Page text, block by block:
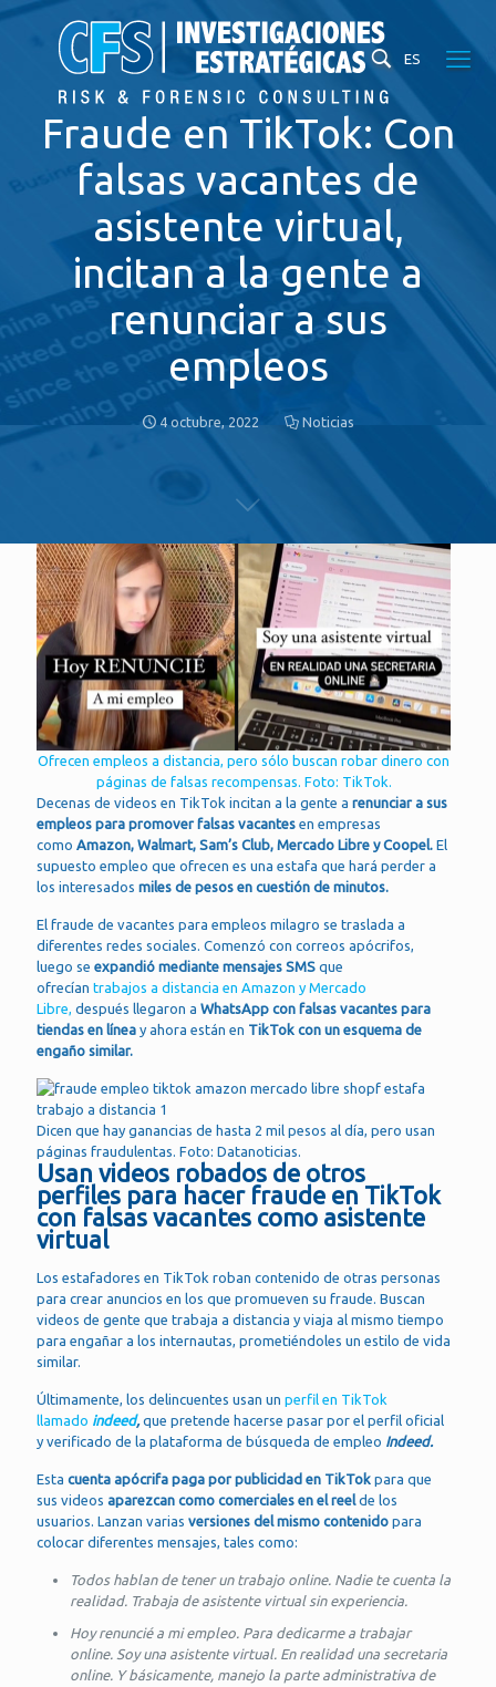
ES
Fraude en TikTok: Con
falsas vacantes de
asistente virtual,
incitan a la gente a
renunciar a sus
empleos
4 octubre, 2022 Noticias
Ofrecen empleos a distancia, pero sólo buscan robar dinero con
páginas de falsas recompensas. Foto: TikTok.
Decenas de videos en TikTok incitan a la gente a renunciar a sus
empleos para promover falsas vacantes en empresas
como Amazon, Walmart, Sam’s Club, Mercado Libre y Coopel. El
supuesto empleo que ofrecen es una estafa que hará perder a
los interesados miles de pesos en cuestión de minutos.
El fraude de vacantes para empleos milagro se traslada a
diferentes redes sociales. Comenzó con correos apócrifos,
luego se expandió mediante mensajes SMS que
ofrecían trabajos a distancia en Amazon y Mercado
Libre, después llegaron a WhatsApp con falsas vacantes para
tiendas en línea y ahora están en TikTok con un esquema de
engaño similar.
Dicen que hay ganancias de hasta 2 mil pesos al día, pero usan
páginas fraudulentas. Foto: Datanoticias.
Usan videos robados de otros
perfiles para hacer fraude en TikTok
con falsas vacantes como asistente
virtual
Los estafadores en TikTok roban contenido de otras personas
para crear anuncios en los que promueven su fraude. Buscan
videos de gente que trabaja a distancia y viaja al mismo tiempo
para engañar a los internautas, prometiéndoles un estilo de vida
similar.
Últimamente, los delincuentes usan un perfil en TikTok
llamado indeed,que pretende hacerse pasar por el perfil oficial
y verificado de la plataforma de búsqueda de empleo Indeed.
Esta cuenta apócrifa paga por publicidad en TikTok para que
sus videos aparezcan como comerciales en el reelde los
usuarios. Lanzan varias versiones del mismo contenido para
colocar diferentes mensajes, tales como:
Todos hablan de tener un trabajo online. Nadie te cuenta la
realidad. Trabaja de asistente virtual sin experiencia.
Hoy renuncié a mi empleo. Para dedicarme a trabajar
online. Soy una asistente virtual. En realidad una secretaria
online. Y básicamente, manejo la parte administrativa de